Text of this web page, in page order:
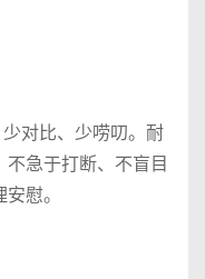
对比、少唠叨。耐
急于打断、不盲目
慰。